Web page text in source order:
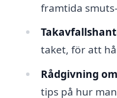
framtida
taket, för att
Rådgivning
tips på hur